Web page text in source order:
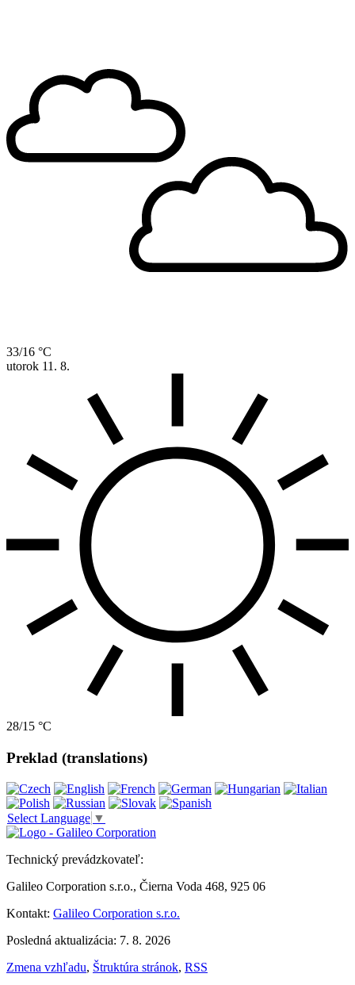
33/16 °C
utorok 11. 8.
28/15 °C
Preklad (translations)
Select Language ▼
Technický prevádzkovateľ:
Galileo Corporation s.r.o., Čierna Voda 468, 925 06
Kontakt: Galileo Corporation s.r.o.
Posledná aktualizácia: 7. 8. 2026
Zmena vzhľadu, Štruktúra stránok, RSS